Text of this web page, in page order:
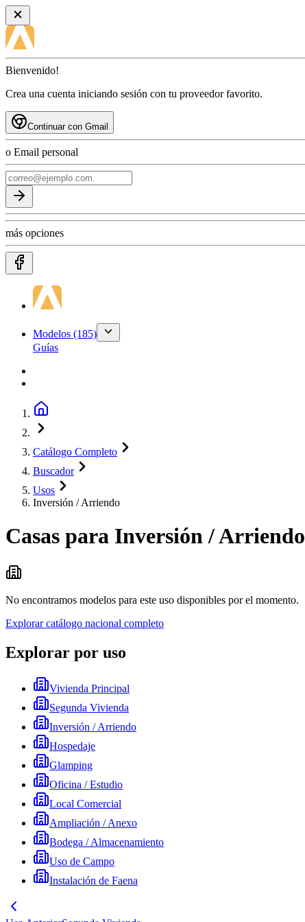
Bienvenido!
Crea una cuenta iniciando sesión con tu proveedor favorito.
Continuar con Gmail
o Email personal
más opciones
Modelos (185)
Guías
Catálogo Completo
Buscador
Usos
Inversión / Arriendo
Casas para Inversión / Arriendo
No encontramos modelos para este uso disponibles por el momento.
Explorar catálogo nacional completo
Explorar por uso
Vivienda Principal
Segunda Vivienda
Inversión / Arriendo
Hospedaje
Glamping
Oficina / Estudio
Local Comercial
Ampliación / Anexo
Bodega / Almacenamiento
Uso de Campo
Instalación de Faena